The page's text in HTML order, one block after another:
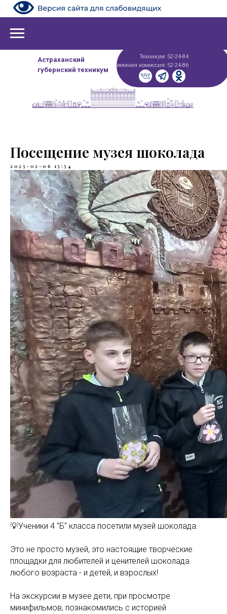
Астраханский
губернский техникум
Техникум: 52-24-84
Приемная комиссия: 52-24-86
Посещение музея шоколада
2025-02-06 15:54
💡Ученики 4 "Б" класса посетили музей шоколада.
Это не просто музей, это настоящие творческие
площадки для любителей и ценителей шоколада
любого возраста - и детей, и взрослых!
На экскурсии в музее дети, при просмотре
минифильмов, познакомились с историей